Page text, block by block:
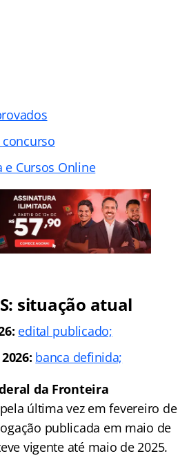
Cursos Online
situação atual
edital publicado;
banca definida;
da Fronteira
última vez em fevereiro de
publicada em maio de
vigente até maio de 2025.